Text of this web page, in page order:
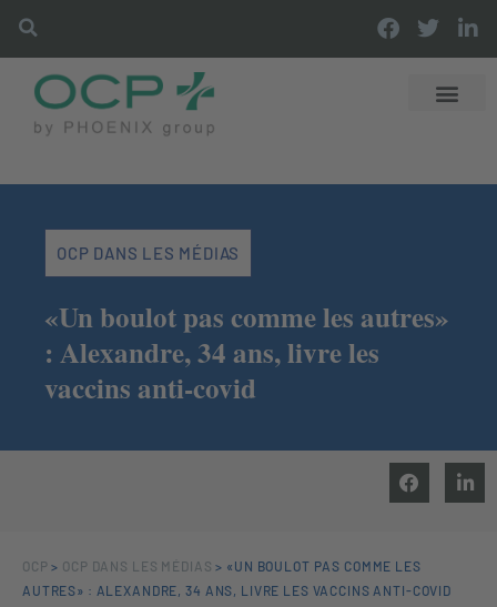
OCP DANS LES MÉDIAS
«Un boulot pas comme les autres»
: Alexandre, 34 ans, livre les
vaccins anti-covid
OCP > OCP DANS LES MÉDIAS > «UN BOULOT PAS COMME LES
AUTRES» : ALEXANDRE, 34 ANS, LIVRE LES VACCINS ANTI-COVID